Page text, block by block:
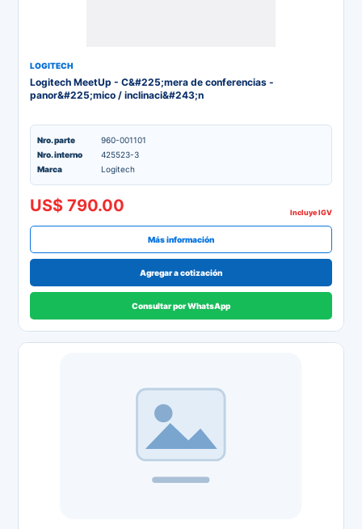
LOGITECH
Logitech MeetUp - C&#225;mera de conferencias -
panor&#225;mico / inclinaci&#243;n
Nro. parte
960-001101
Nro. interno
425523-3
Marca
Logitech
US$ 790.00 Incluye IGV
Más información
Agregar a cotización
Consultar por WhatsApp